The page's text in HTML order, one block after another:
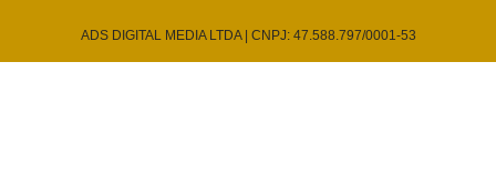
ADS DIGITAL MEDIA LTDA | CNPJ: 47.588.797/0001-53